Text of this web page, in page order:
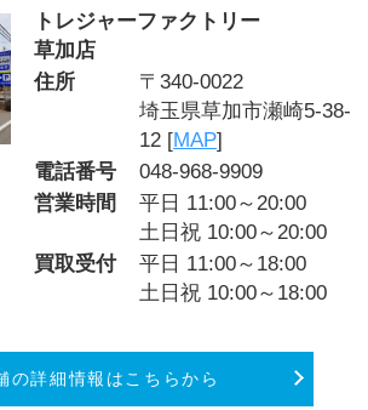
トレジャーファクトリー
草加店
住所
〒340-0022
埼玉県草加市瀬崎5-38-
12 [MAP]
電話番号
048-968-9909
営業時間
平日 11:00～20:00
土日祝 10:00～20:00
買取受付
平日 11:00～18:00
土日祝 10:00～18:00
の詳細情報はこちらから